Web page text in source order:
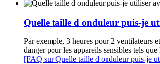
Quelle taille d onduleur puis-je
Par exemple, 3 heures pour 2 ventilateurs
danger pour les appareils sensibles tels
[FAQ sur Quelle taille d onduleur puis-je